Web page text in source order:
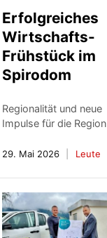
Erfolgreiches
Wirtschafts-
Frühstück im
Spirodom
Regionalität und neue
Impulse für die Region
29. Mai 2026 Leute